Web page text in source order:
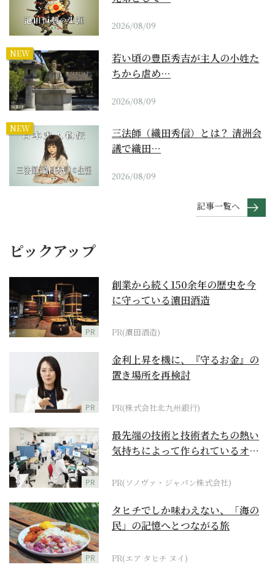
2026/08/09
NEW
若い頃の豊臣秀吉が主人の小姓た
ちから虐め…
2026/08/09
NEW
三法師（織田秀信）とは？ 清洲会
議で織田…
2026/08/09
記事一覧へ
ピックアップ
PR
創業から続く150余年の歴史を今
に守っている濵田酒造
PR(濵田酒造)
PR
金利上昇を機に、『守るお金』の
置き場所を再検討
PR(株式会社北九州銀行)
PR
最先端の技術と技術者たちの熱い
気持ちによって作られているオー
PR(ソノヴァ・ジャパン株式会社)
PR
タヒチでしか味わえない、「海の
民」の記憶へとつながる旅
PR(エア タヒチ ヌイ)